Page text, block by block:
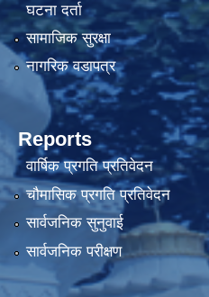
घटना दर्ता
सामाजिक सुरक्षा
नागरिक वडापत्र
Reports
वार्षिक प्रगति प्रतिवेदन
चौमासिक प्रगति प्रतिवेदन
सार्वजनिक सुनुवाई
सार्वजनिक परीक्षण